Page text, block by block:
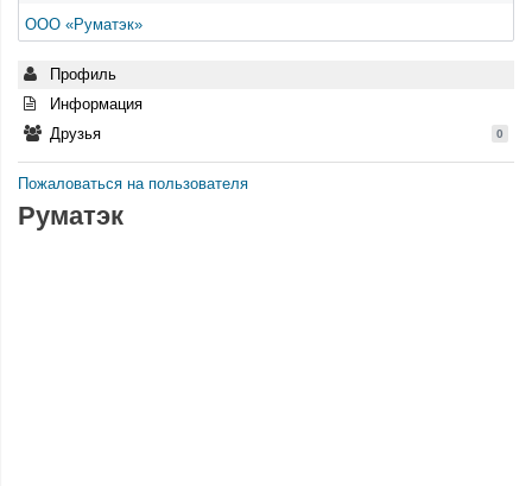
ООО «Руматэк»
Профиль
Информация
Друзья
0
Пожаловаться на пользователя
Руматэк